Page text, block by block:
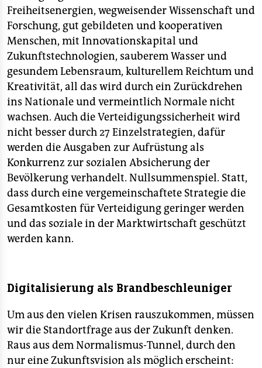
Freiheitsenergien, wegweisender Wissenschaft und
Forschung, gut gebildeten und kooperativen
Menschen, mit Innovationskapital und
Zukunftstechnologien, sauberem Wasser und
gesundem Lebensraum, kulturellem Reichtum und
Kreativität, all das wird durch ein Zurückdrehen
ins Nationale und vermeintlich Normale nicht
wachsen. Auch die Verteidigungssicherheit wird
nicht besser durch 27 Einzelstrategien, dafür
werden die Ausgaben zur Aufrüstung als
Konkurrenz zur sozialen Absicherung der
Bevölkerung verhandelt. Nullsummenspiel. Statt,
dass durch eine vergemeinschaftete Strategie die
Gesamtkosten für Verteidigung geringer werden
und das soziale in der Marktwirtschaft geschützt
werden kann.
Digitalisierung als Brandbeschleuniger
Um aus den vielen Krisen rauszukommen, müssen
wir die Standortfrage aus der Zukunft denken.
Raus aus dem Normalismus-Tunnel, durch den
nur eine Zukunftsvision als möglich erscheint: